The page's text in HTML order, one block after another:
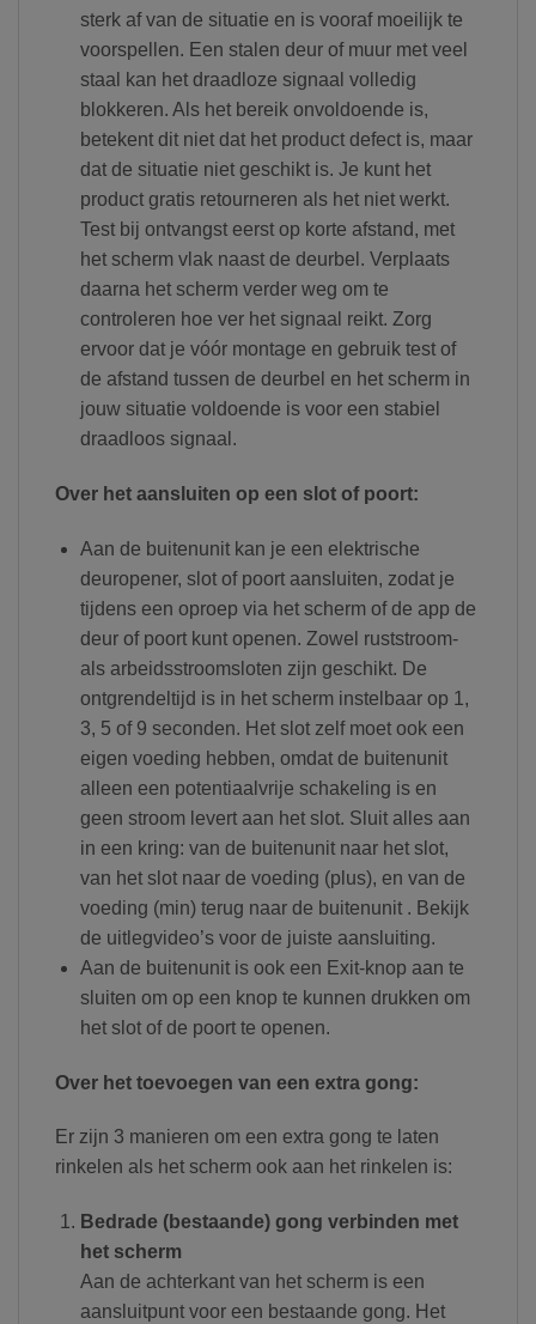
sterk af van de situatie en is vooraf moeilijk te
voorspellen. Een stalen deur of muur met veel
staal kan het draadloze signaal volledig
blokkeren. Als het bereik onvoldoende is,
betekent dit niet dat het product defect is, maar
dat de situatie niet geschikt is. Je kunt het
product gratis retourneren als het niet werkt.
Test bij ontvangst eerst op korte afstand, met
het scherm vlak naast de deurbel. Verplaats
daarna het scherm verder weg om te
controleren hoe ver het signaal reikt. Zorg
ervoor dat je vóór montage en gebruik test of
de afstand tussen de deurbel en het scherm in
jouw situatie voldoende is voor een stabiel
draadloos signaal.
Over het aansluiten op een slot of poort:
Aan de buitenunit kan je een elektrische
deuropener, slot of poort aansluiten, zodat je
tijdens een oproep via het scherm of de app de
deur of poort kunt openen. Zowel ruststroom-
als arbeidsstroomsloten zijn geschikt. De
ontgrendeltijd is in het scherm instelbaar op 1,
3, 5 of 9 seconden. Het slot zelf moet ook een
eigen voeding hebben, omdat de buitenunit
alleen een potentiaalvrije schakeling is en
geen stroom levert aan het slot. Sluit alles aan
in een kring: van de buitenunit naar het slot,
van het slot naar de voeding (plus), en van de
voeding (min) terug naar de buitenunit . Bekijk
de uitlegvideo’s voor de juiste aansluiting.
Aan de buitenunit is ook een Exit-knop aan te
sluiten om op een knop te kunnen drukken om
het slot of de poort te openen.
Over het toevoegen van een extra gong:
Er zijn 3 manieren om een extra gong te laten
rinkelen als het scherm ook aan het rinkelen is:
Bedrade (bestaande) gong verbinden met
het scherm
Aan de achterkant van het scherm is een
aansluitpunt voor een bestaande gong. Het